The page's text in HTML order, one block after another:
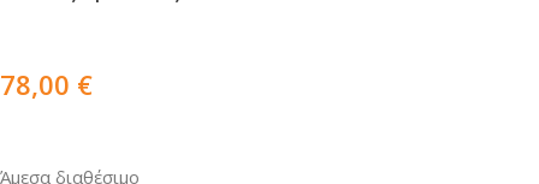
78,00 €
Άμεσα διαθέσιμο